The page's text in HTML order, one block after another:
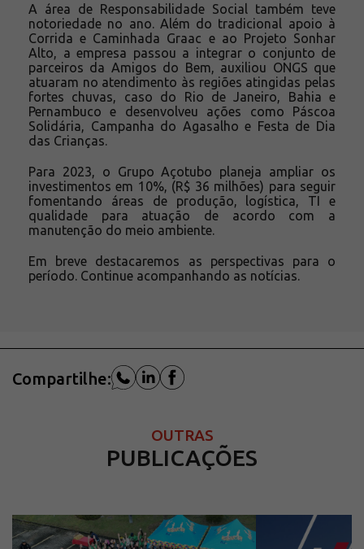
A área de Responsabilidade Social também teve
notoriedade no ano. Além do tradicional apoio à
Corrida e Caminhada Graac e ao Projeto Sonhar
Alto, a empresa passou a integrar o conjunto de
parceiros da Amigos do Bem, auxiliou ONGS que
atuaram no atendimento às regiões atingidas pelas
fortes chuvas, caso do Rio de Janeiro, Bahia e
Pernambuco e desenvolveu ações como Páscoa
Solidária, Campanha do Agasalho e Festa de Dia
das Crianças.
Para 2023, o Grupo Açotubo planeja ampliar os
investimentos em 10%, (R$ 36 milhões) para seguir
fomentando áreas de produção, logística, TI e
qualidade para atuação de acordo com a
manutenção do meio ambiente.
Em breve destacaremos as perspectivas para o
período. Continue acompanhando as notícias.
Compartilhe:
OUTRAS
PUBLICAÇÕES